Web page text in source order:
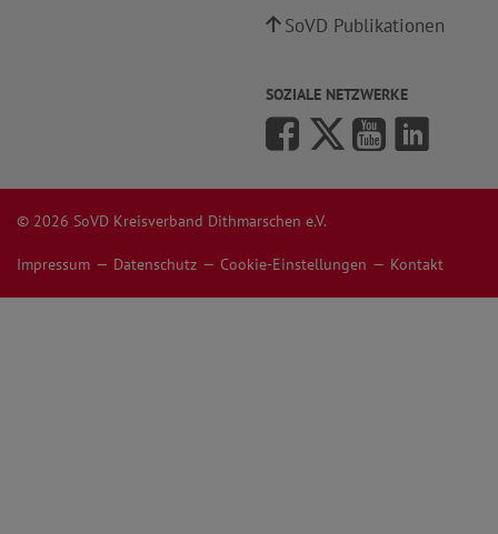
SoVD Publikationen
SOZIALE NETZWERKE
© 2026 SoVD Kreisverband Dithmarschen e.V.
Impressum Datenschutz Cookie-Einstellungen Kontakt